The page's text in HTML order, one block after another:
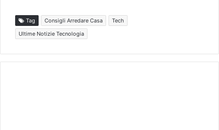
Tag Consigli Arredare Casa
Tech
Ultime Notizie Tecnologia